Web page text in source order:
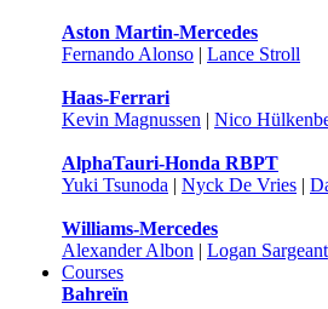
Aston Martin-Mercedes
Fernando Alonso | Lance Stroll
Haas-Ferrari
Kevin Magnussen | Nico
AlphaTauri-Honda RBPT
Yuki Tsunoda | Nyck De Vries |
Williams-Mercedes
Alexander Albon | Logan Sargeant
Courses
Bahreïn